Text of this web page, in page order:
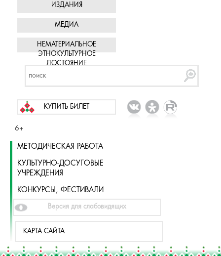
ИЗДАНИЯ
МЕДИА
НЕМАТЕРИАЛЬНОЕ
ЭТНОКУЛЬТУРНОЕ
ДОСТОЯНИЕ
КУПИТЬ БИЛЕТ
6+
МЕТОДИЧЕСКАЯ РАБОТА
КУЛЬТУРНО-ДОСУГОВЫЕ
УЧРЕЖДЕНИЯ
КОНКУРСЫ, ФЕСТИВАЛИ
Версия для слабовидящих
КАРТА САЙТА